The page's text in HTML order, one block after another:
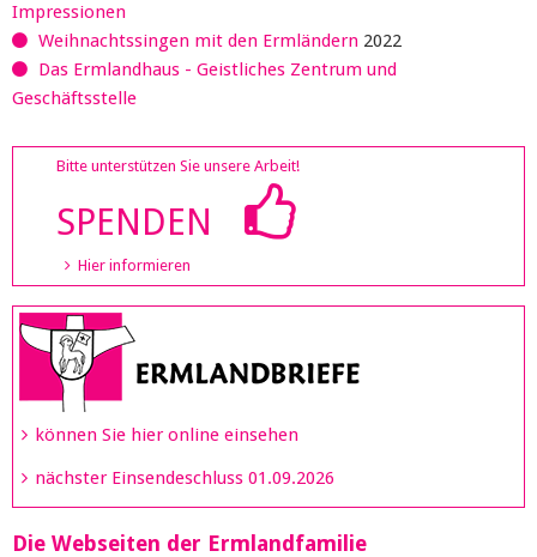
Impressionen
Weihnachtssingen mit den Ermländern 2022
Das Ermlandhaus - Geistliches Zentrum und
Geschäftsstelle
Bitte unterstützen Sie unsere Arbeit!
SPENDEN
Hier informieren
können Sie hier online einsehen
nächster Einsendeschluss 01.09.2026
Die Webseiten der Ermlandfamilie